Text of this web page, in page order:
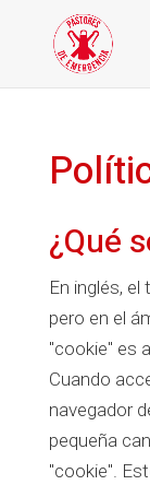
¿Qué
En inglés,
pero en el
"cookie" es
Cuando
navegador
pequeña
"cookie".